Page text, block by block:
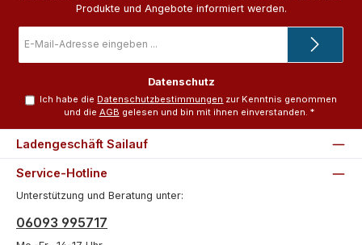
Produkte und Angebote informiert werden.
Mail-
Datenschutz
Ich habe die Datenschutzbestimmungen zur Kenntnis genommen
und die AGB gelesen und bin mit ihnen einverstanden. *
Service-Hotline
Unterstützung und Beratung unter:
06093 995717
Ladengeschäft Sailauf